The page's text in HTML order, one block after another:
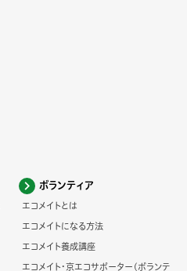
ボランティア
エコメイトとは
エコメイトになる方法
エコメイト養成講座
エコメイト・京エコサポーター(ボランテ